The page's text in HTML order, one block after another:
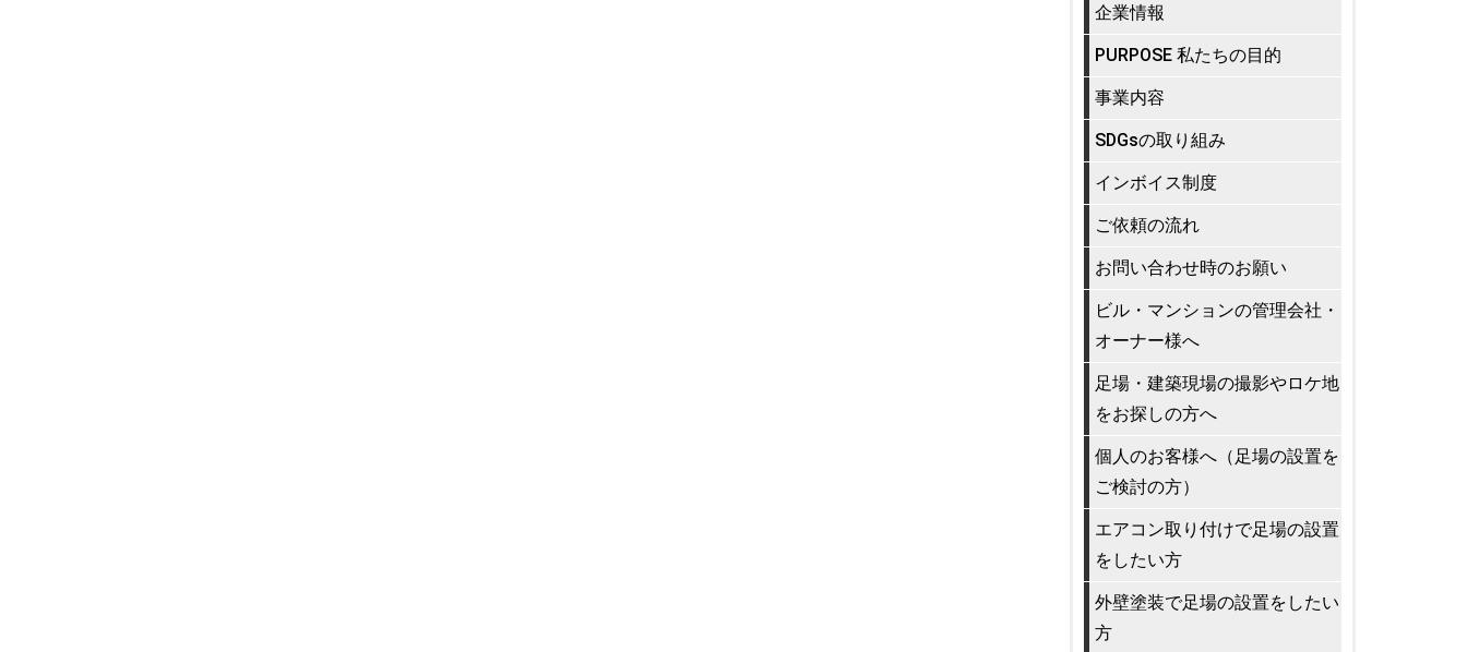
企業情報
PURPOSE 私たちの目的
事業内容
SDGsの取り組み
インボイス制度
ご依頼の流れ
お問い合わせ時のお願い
ビル・マンションの管理会社・
オーナー様へ
足場・建築現場の撮影やロケ地
をお探しの方へ
個人のお客様へ（足場の設置を
ご検討の方）
エアコン取り付けで足場の設置
をしたい方
外壁塗装で足場の設置をしたい
方